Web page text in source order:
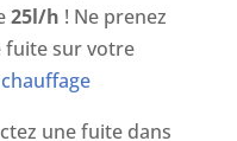
25l/h ! Ne prenez
fuite sur votre
chauffage
une fuite dans